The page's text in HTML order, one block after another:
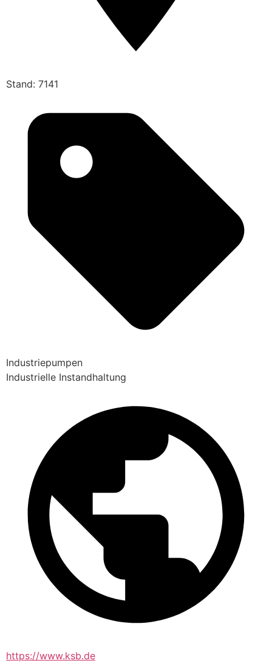
Stand: 7141
Industriepumpen
Industrielle Instandhaltung
https://www.ksb.de